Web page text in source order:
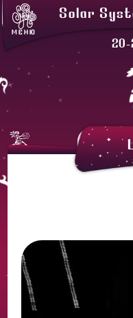
МЕНЮ
Solar
20-
СОЛАРХЕЙМ
ЛАВКИ